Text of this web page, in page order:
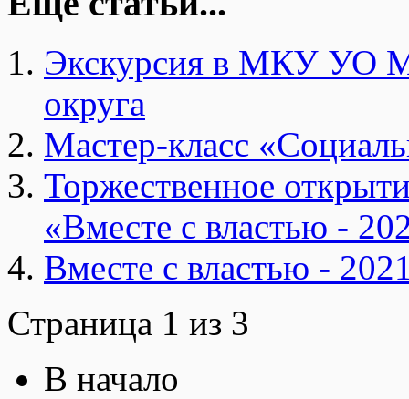
Экскурсия в МКУ УО
округа
Мастер-класс
Торжественное
«Вместе с властью -
Вместе с властью -
Страница 1 из 3
В начало